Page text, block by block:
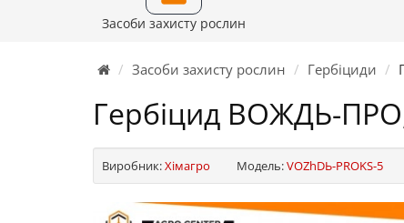
Засоби захисту рослин
Засоби захисту рослин Гербіциди
Гербіцид ВОЖДЬ-ПРО,
Виробник:Хімагро Модель:VOZhDЬ-PROKS-5